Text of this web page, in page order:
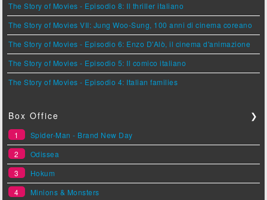
The Story of Movies - Episodio 8: Il thriller italiano
The Story of Movies VII: Jung Woo-Sung, 100 anni di cinema coreano
The Story of Movies - Episodio 6: Enzo D'Alò, il cinema d'animazione
The Story of Movies - Episodio 5: Il comico italiano
The Story of Movies - Episodio 4: Italian families
Box Office ❯
1
Spider-Man - Brand New Day
2
Odissea
3
Hokum
4
Minions & Monsters